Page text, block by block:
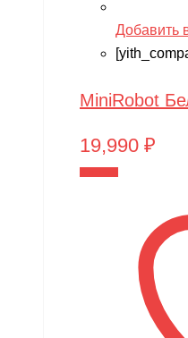
Добавить
MiniRobot
19,990 ₽